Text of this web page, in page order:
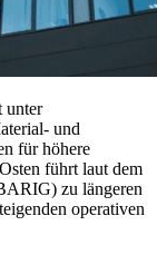
unter
und
für höhere
führt laut dem
zu längeren
operativen